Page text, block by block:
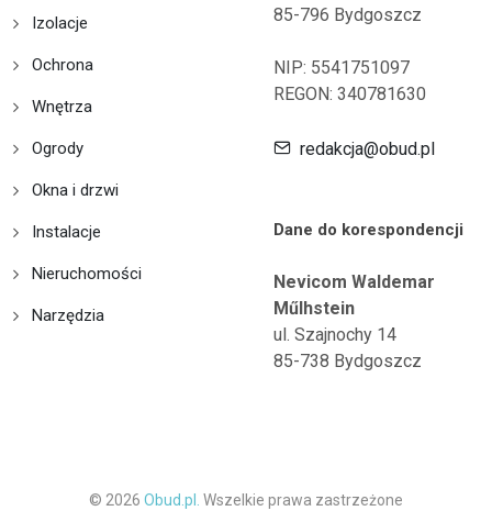
Izolacje
Ochrona
Wnętrza
Ogrody
Okna i drzwi
Instalacje
Nieruchomości
Narzędzia
85-796 Bydgoszcz
NIP: 5541751097
REGON: 340781630
redakcja@obud.pl
Dane do korespondencji
Nevicom Waldemar
Műlhstein
ul. Szajnochy 14
85-738 Bydgoszcz
© 2026 Obud.pl. Wszelkie prawa zastrzeżone